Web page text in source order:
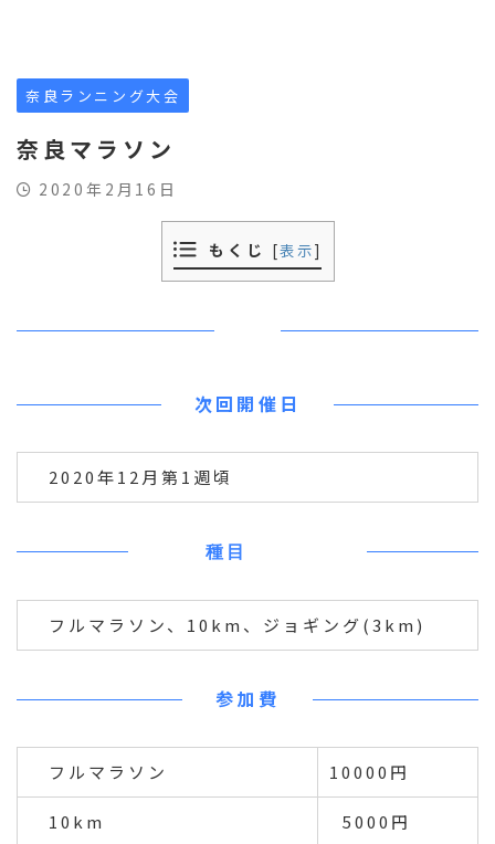
奈良ランニング大会
奈良マラソン
2020年2月16日
もくじ [表示]
次回開催日
2020年12月第1週頃
種目
フルマラソン、10km、ジョギング(3km)
参加費
フルマラソン 10000円
10km 5000円